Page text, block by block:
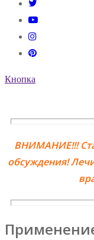
Кнопка
ВНИМАНИЕ!!!
обсуждения!